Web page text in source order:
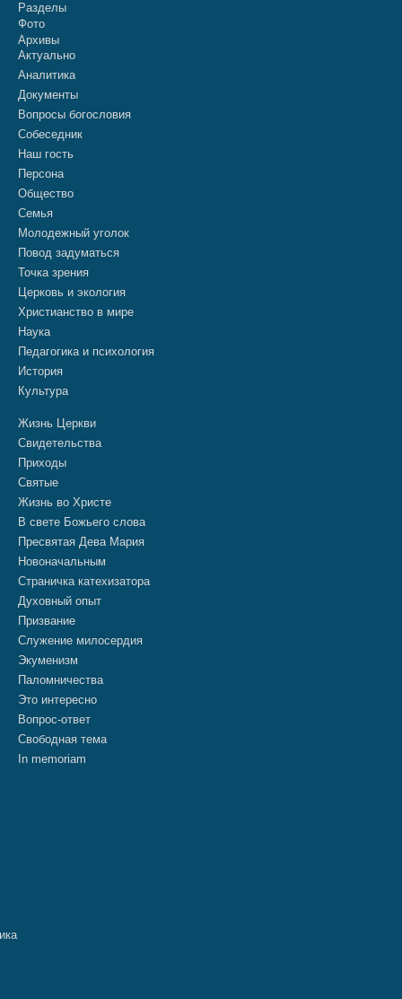
Разделы
Фото
Архивы
Актуально
Аналитика
Документы
Вопросы богословия
Собеседник
Наш гость
Персона
Общество
Семья
Молодежный уголок
Повод задуматься
Точка зрения
Церковь и экология
Христианство в мире
Наука
Педагогика и психология
История
Культура
Жизнь Церкви
Свидетельства
Приходы
Святые
Жизнь во Христе
В свете Божьего слова
Пресвятая Дева Мария
Новоначальным
Страничка катехизатора
Духовный опыт
Призвание
Служение милосердия
Экуменизм
Паломничества
Это интересно
Вопрос-ответ
Свободная тема
In memoriam